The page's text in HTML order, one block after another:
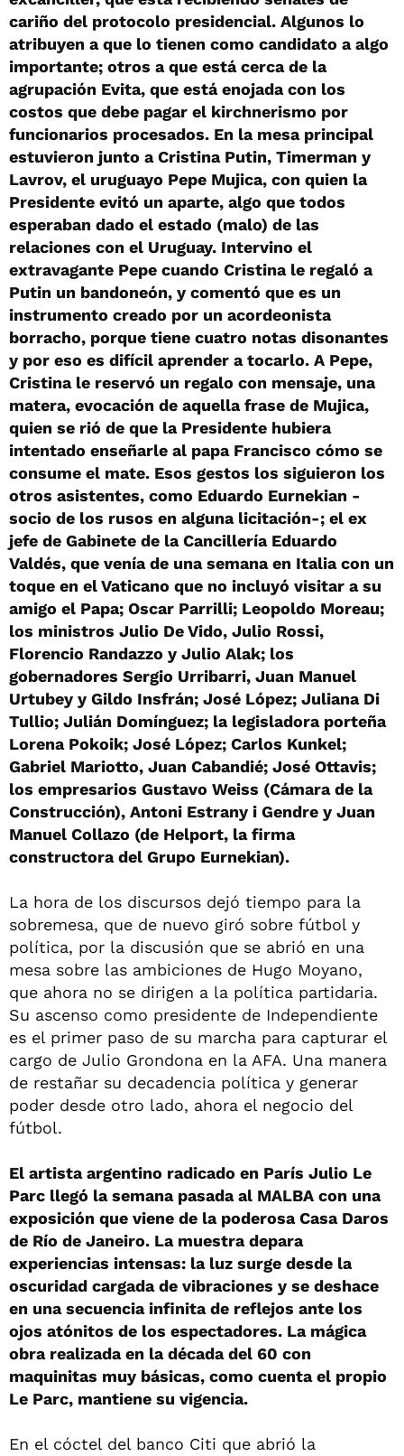
cariño del protocolo presidencial. Algunos lo
atribuyen a que lo tienen como candidato a algo
importante; otros a que está cerca de la
agrupación Evita, que está enojada con los
costos que debe pagar el kirchnerismo por
funcionarios procesados. En la mesa principal
estuvieron junto a Cristina Putin, Timerman y
Lavrov, el uruguayo Pepe Mujica, con quien la
Presidente evitó un aparte, algo que todos
esperaban dado el estado (malo) de las
relaciones con el Uruguay. Intervino el
extravagante Pepe cuando Cristina le regaló a
Putin un bandoneón, y comentó que es un
instrumento creado por un acordeonista
borracho, porque tiene cuatro notas disonantes
y por eso es difícil aprender a tocarlo. A Pepe,
Cristina le reservó un regalo con mensaje, una
matera, evocación de aquella frase de Mujica,
quien se rió de que la Presidente hubiera
intentado enseñarle al papa Francisco cómo se
consume el mate. Esos gestos los siguieron los
otros asistentes, como Eduardo Eurnekian -
socio de los rusos en alguna licitación-; el ex
jefe de Gabinete de la Cancillería Eduardo
Valdés, que venía de una semana en Italia con un
toque en el Vaticano que no incluyó visitar a su
amigo el Papa; Oscar Parrilli; Leopoldo Moreau;
los ministros Julio De Vido, Julio Rossi,
Florencio Randazzo y Julio Alak; los
gobernadores Sergio Urribarri, Juan Manuel
Urtubey y Gildo Insfrán; José López; Juliana Di
Tullio; Julián Domínguez; la legisladora porteña
Lorena Pokoik; José López; Carlos Kunkel;
Gabriel Mariotto, Juan Cabandié; José Ottavis;
los empresarios Gustavo Weiss (Cámara de la
Construcción), Antoni Estrany i Gendre y Juan
Manuel Collazo (de Helport, la firma
constructora del Grupo Eurnekian).
La hora de los discursos dejó tiempo para la
sobremesa, que de nuevo giró sobre fútbol y
política, por la discusión que se abrió en una
mesa sobre las ambiciones de Hugo Moyano,
que ahora no se dirigen a la política partidaria.
Su ascenso como presidente de Independiente
es el primer paso de su marcha para capturar el
cargo de Julio Grondona en la AFA. Una manera
de restañar su decadencia política y generar
poder desde otro lado, ahora el negocio del
fútbol.
El artista argentino radicado en París Julio Le
Parc llegó la semana pasada al MALBA con una
exposición que viene de la poderosa Casa Daros
de Río de Janeiro. La muestra depara
experiencias intensas: la luz surge desde la
oscuridad cargada de vibraciones y se deshace
en una secuencia infinita de reflejos ante los
ojos atónitos de los espectadores. La mágica
obra realizada en la década del 60 con
maquinitas muy básicas, como cuenta el propio
Le Parc, mantiene su vigencia.
En el cóctel del banco Citi que abrió la